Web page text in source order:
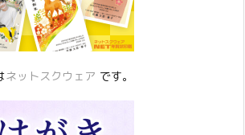
ネットスクウェア です。